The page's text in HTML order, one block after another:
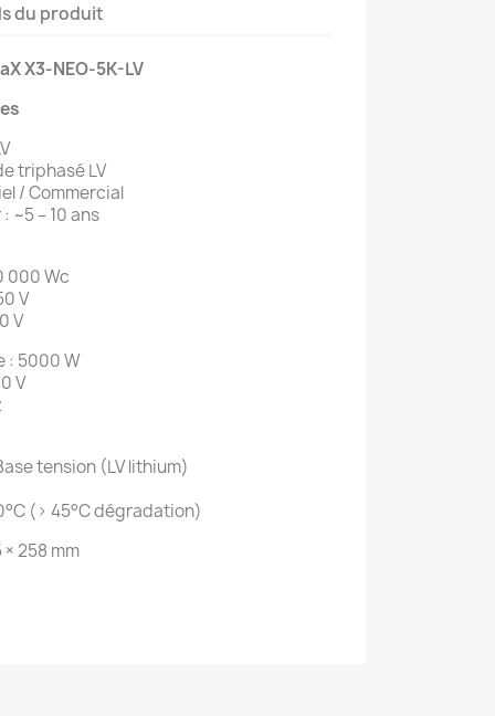
du produit
X3-NEO-5K-LV
triphasé LV
/ Commercial
~5 – 10 ans
000 Wc
V
V
: 5000 W
V
tension (LV lithium)
(> 45°C dégradation)
× 258 mm